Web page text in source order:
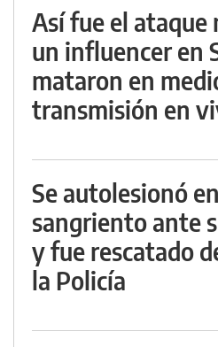
Así fue el
un influencer en
mataron en
transmisión en
Se autolesionó
sangriento ante
y fue rescatado
la Policía